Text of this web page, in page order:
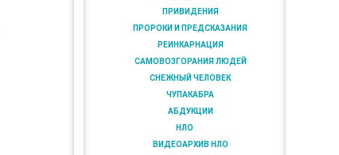
ПРИВИДЕНИЯ
ПРОРОКИ И ПРЕДСКАЗАНИЯ
РЕИНКАРНАЦИЯ
САМОВОЗГОРАНИЯ ЛЮДЕЙ
СНЕЖНЫЙ ЧЕЛОВЕК
ЧУПАКАБРА
АБДУКЦИИ
НЛО
ВИДЕОАРХИВ НЛО